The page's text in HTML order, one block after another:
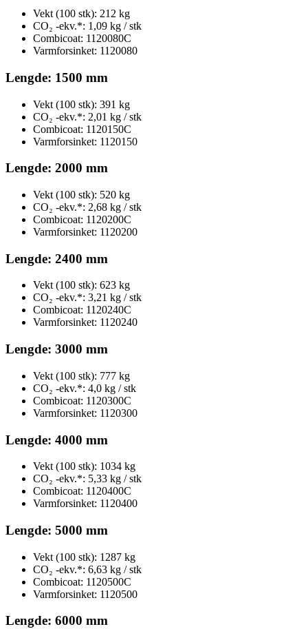
Vekt (100 stk): 212 kg
CO₂ -ekv.*: 1,09 kg / stk
Combicoat: 1120080C
Varmforsinket: 1120080
Lengde: 1500 mm
Vekt (100 stk): 391 kg
CO₂ -ekv.*: 2,01 kg / stk
Combicoat: 1120150C
Varmforsinket: 1120150
Lengde: 2000 mm
Vekt (100 stk): 520 kg
CO₂ -ekv.*: 2,68 kg / stk
Combicoat: 1120200C
Varmforsinket: 1120200
Lengde: 2400 mm
Vekt (100 stk): 623 kg
CO₂ -ekv.*: 3,21 kg / stk
Combicoat: 1120240C
Varmforsinket: 1120240
Lengde: 3000 mm
Vekt (100 stk): 777 kg
CO₂ -ekv.*: 4,0 kg / stk
Combicoat: 1120300C
Varmforsinket: 1120300
Lengde: 4000 mm
Vekt (100 stk): 1034 kg
CO₂ -ekv.*: 5,33 kg / stk
Combicoat: 1120400C
Varmforsinket: 1120400
Lengde: 5000 mm
Vekt (100 stk): 1287 kg
CO₂ -ekv.*: 6,63 kg / stk
Combicoat: 1120500C
Varmforsinket: 1120500
Lengde: 6000 mm